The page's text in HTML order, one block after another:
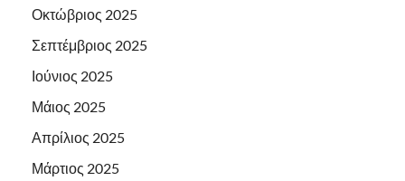
Οκτώβριος 2025
Σεπτέμβριος 2025
Ιούνιος 2025
Μάιος 2025
Απρίλιος 2025
Μάρτιος 2025